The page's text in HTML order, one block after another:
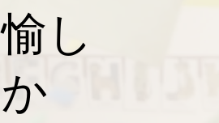
し